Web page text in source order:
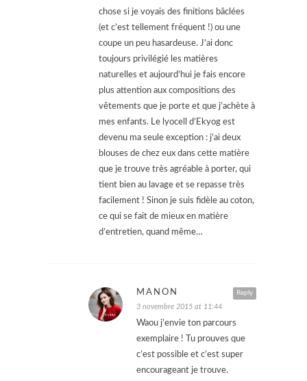
chose si je voyais des finitions bâclées
(et c’est tellement fréquent !) ou une
coupe un peu hasardeuse. J’ai donc
toujours privilégié les matières
naturelles et aujourd’hui je fais encore
plus attention aux compositions des
vêtements que je porte et que j’achète à
mes enfants. Le lyocell d’Ekyog est
devenu ma seule exception : j’ai deux
blouses de chez eux dans cette matière
que je trouve très agréable à porter, qui
tient bien au lavage et se repasse très
facilement ! Sinon je suis fidèle au coton,
ce qui se fait de mieux en matière
d’entretien, quand même…
Reply
MANON
3 novembre 2015 at 11:44
Waou j’envie ton parcours
exemplaire ! Tu prouves que
c’est possible et c’est super
encourageant je trouve.